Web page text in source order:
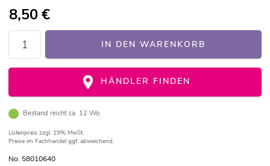
8,50€
IN DEN WARENKORB
HÄNDLER FINDEN
Bestand reicht ca. 12 Wo.
Listenpreis zzgl. 19% MwSt.
Preise im Fachhandel ggf. abweichend.
No. 58010640